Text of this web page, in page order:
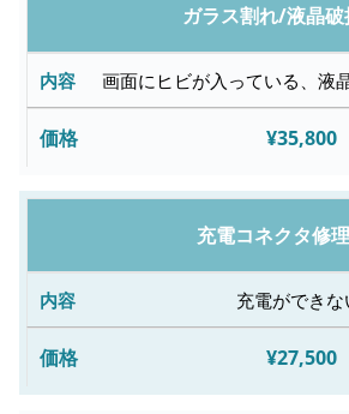
理
内
容
故
容
修
理
ガラス割れ/液晶破
画面にヒビが入っている、液
¥35,800
充電コネクタ修理
充電ができな
¥27,500